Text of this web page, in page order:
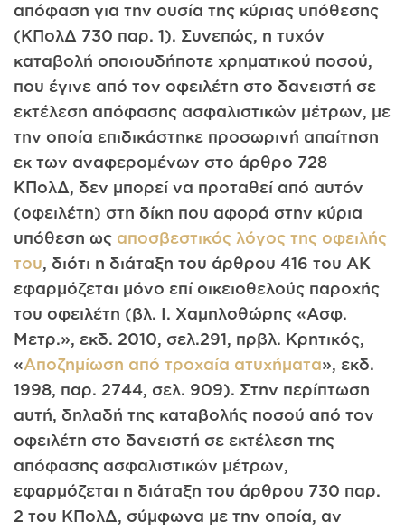
απόφαση για την ουσία της κύριας υπόθεσης
(ΚΠολΔ 730 παρ. 1). Συνεπώς, η τυχόν
καταβολή οποιουδήποτε χρηματικού ποσού,
που έγινε από τον οφειλέτη στο δανειστή σε
εκτέλεση απόφασης ασφα­λιστικών μέτρων, με
την οποία επιδικάστηκε προσωρινή απαίτηση
εκ των αναφερομένων στο άρθρο 728
ΚΠολΔ, δεν μπορεί να προταθεί από αυτόν
(οφειλέτη) στη δίκη που αφορά στην κύρια
υπόθεση ως αποσβεστικός λόγος της οφειλής
του, διότι η διάταξη του άρθρου 416 του ΑΚ
εφαρμόζεται μόνο επί οικειοθελούς παροχής
του οφειλέ­τη (βλ. I. Χαμηλοθώρης «Ασφ.
Μετρ.», εκδ. 2010, σελ.291, πρβλ. Κρητικός,
«Αποζημίωση από τροχαία ατυχήματα», εκδ.
1998, παρ. 2744, σελ. 909). Στην περίπτωση
αυτή, δηλαδή της καταβολής πο­σού από τον
οφειλέτη στο δανειστή σε εκτέλεση της
απόφασης ασ­φαλιστικών μέτρων,
εφαρμόζεται η διάταξη του άρθρου 730 παρ.
2 του ΚΠολΔ, σύμφωνα με την οποία, αν